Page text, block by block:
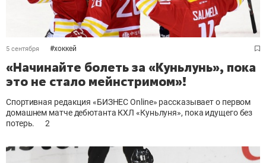
5 сентября #хоккей
«Начинайте болеть за «Куньлунь», пока
это не стало мейнстримом»!
Спортивная редакция «БИЗНЕС Online» рассказывает о первом
домашнем матче дебютанта КХЛ «Куньлуня», пока идущего без
потерь.
2